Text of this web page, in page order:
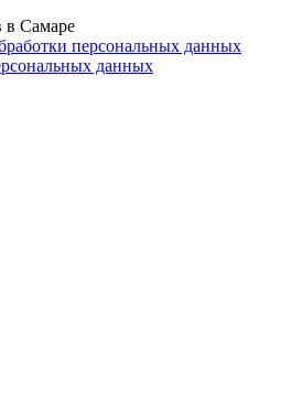
в Самаре
персональных данных
данных